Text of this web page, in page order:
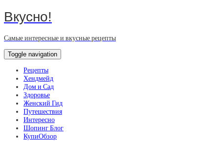
Вкусно!
Самые интересные и вкусные рецепты
Toggle navigation
Рецепты
Хендмейд
Дом и Сад
Здоровье
Женский Гид
Путешествия
Интересно
Шопинг Блог
КупиОбзор